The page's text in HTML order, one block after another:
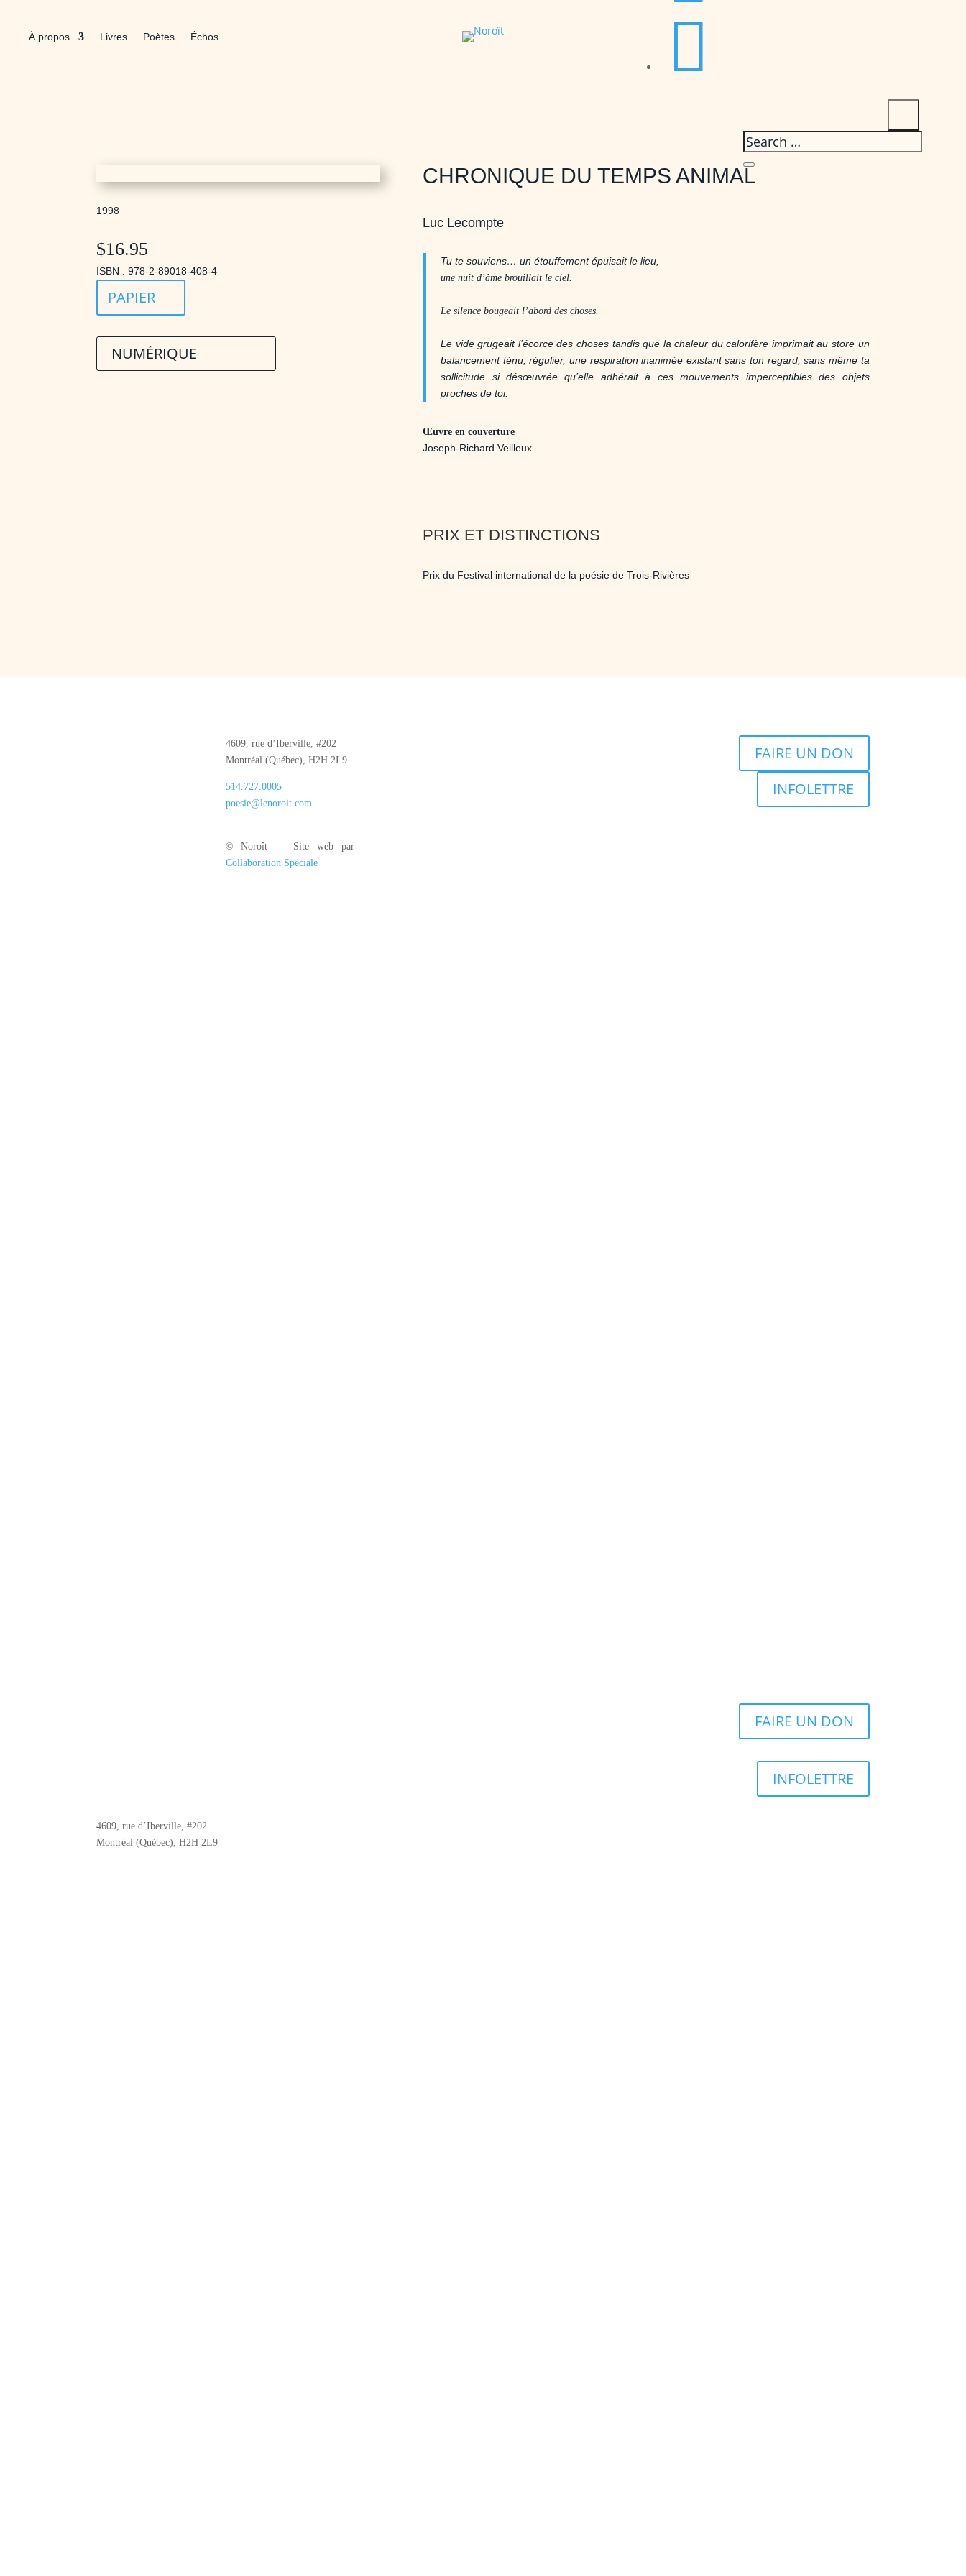
À propos Livres Poètes Échos

1998
$16.95
ISBN : 978-2-89018-408-4
PAPIER
NUMÉRIQUE
CHRONIQUE DU TEMPS ANIMAL
Luc Lecompte
Tu te souviens… un étouffement épuisait le lieu,
une nuit d’âme brouillait le ciel.
Le silence bougeait l’abord des choses.
Le vide grugeait l’écorce des choses tandis que la chaleur du calorifère imprimait au store un
balancement ténu, régulier, une respiration inanimée existant sans ton regard, sans même ta
sollicitude si désœuvrée qu’elle adhérait à ces mouvements imperceptibles des objets
proches de toi.
Œuvre en couverture
Joseph-Richard Veilleux
PRIX ET DISTINCTIONS
Prix du Festival international de la poésie de Trois-Rivières
4609, rue d’Iberville, #202
Montréal (Québec), H2H 2L9
514.727.0005
poesie@lenoroit.com
© Noroît — Site web par
Collaboration Spéciale
FAIRE UN DON
INFOLETTRE
FAIRE UN DON
INFOLETTRE
4609, rue d’Iberville, #202
Montréal (Québec), H2H 2L9